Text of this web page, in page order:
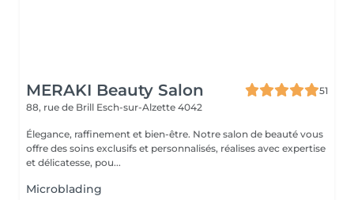
MERAKI Beauty Salon
51
88, rue de Brill Esch-sur-Alzette 4042
Élegance, raffinement et bien-être. Notre salon de beauté vous
offre des soins exclusifs et personnalisés, réalises avec expertise
et délicatesse, pou...
Microblading